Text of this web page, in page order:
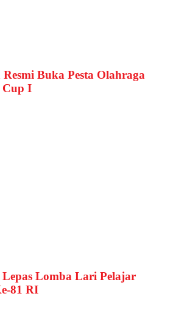
Buka Pesta Olahraga
Cup I
Lomba Lari Pelajar
81 RI